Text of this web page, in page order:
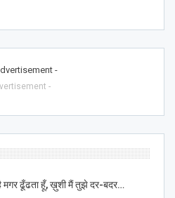
-
है मगर ढूँढता हूँ, ख़ुशी मैं तुझे दर-बदर…